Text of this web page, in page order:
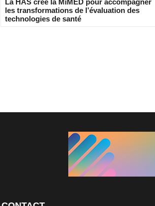
La HAS crée la MiMED pour accompagner
les transformations de l’évaluation des
technologies de santé